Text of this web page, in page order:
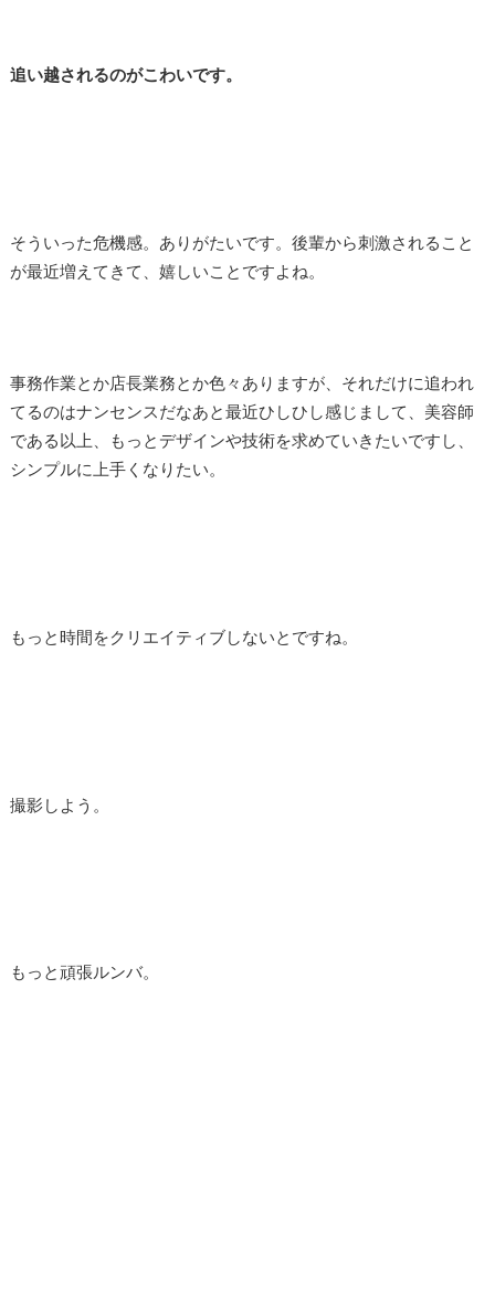
追い越されるのがこわいです。
そういった危機感。ありがたいです。後輩から刺激されること
が最近増えてきて、嬉しいことですよね。
事務作業とか店長業務とか色々ありますが、それだけに追われ
てるのはナンセンスだなあと最近ひしひし感じまして、美容師
である以上、もっとデザインや技術を求めていきたいですし、
シンプルに上手くなりたい。
もっと時間をクリエイティブしないとですね。
撮影しよう。
もっと頑張ルンバ。